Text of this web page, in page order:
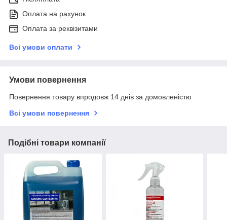
Оплата на рахунок
Оплата за реквізитами
Всі умови оплати
Умови повернення
Повернення товару впродовж 14 днів за домовленістю
Всі умови повернення
Подібні товари компанії